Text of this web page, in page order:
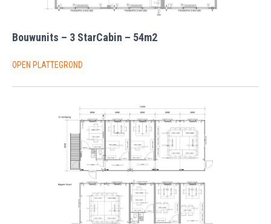
Bouwunits – 3 StarCabin – 54m2
OPEN PLATTEGROND